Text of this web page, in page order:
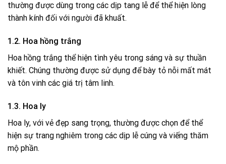
thường được dùng trong các dịp tang lễ để thể hiện lòng
thành kính đối với người đã khuất.
1.2. Hoa hồng trắng
Hoa hồng trắng thể hiện tình yêu trong sáng và sự thuần
khiết. Chúng thường được sử dụng để bày tỏ nỗi mất mát
và tôn vinh các giá trị tâm linh.
1.3. Hoa ly
Hoa ly, với vẻ đẹp sang trọng, thường được chọn để thể
hiện sự trang nghiêm trong các dịp lễ cúng và viếng thăm
mộ phần.